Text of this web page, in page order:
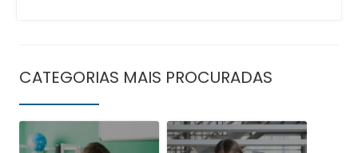
CATEGORIAS MAIS PROCURADAS